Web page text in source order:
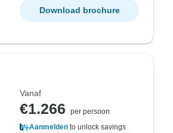
Download brochure
Vanaf
€1.266
per persoon
Aanmelden to unlock savings